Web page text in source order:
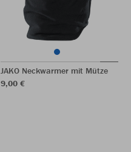
JAKO Neckwarmer mit Mütze
9,00 €